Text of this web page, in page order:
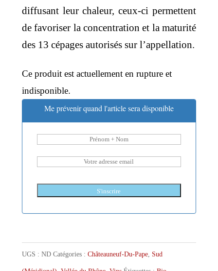
diffusant leur chaleur, ceux-ci permettent
de favoriser la concentration et la maturité
des 13 cépages autorisés sur l’appellation.
Ce produit est actuellement en rupture et
indisponible.
Me prévenir quand l'article sera disponible
S'inscrire
UGS : ND Catégories : Châteauneuf-Du-Pape, Sud